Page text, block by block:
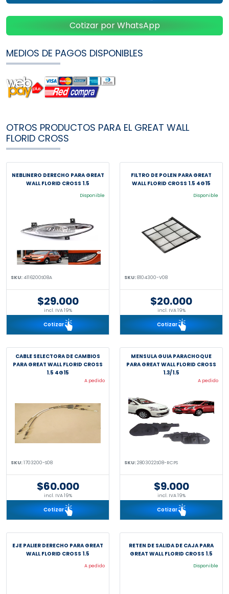
Cotizar por WhatsApp
MEDIOS DE PAGOS DISPONIBLES
OTROS PRODUCTOS PARA EL GREAT WALL
FLORID CROSS
NEBLINERO DERECHO PARA GREAT
WALL FLORID CROSS 1.5
Disponible
SKU:4116200S08A
$29.000
incl. IVA 19%
Cotizar
FILTRO DE POLEN PARA GREAT
WALL FLORID CROSS 1.5 4G15
Disponible
SKU:8104300-V08
$20.000
incl. IVA 19%
Cotizar
CABLE SELECTORA DE CAMBIOS
PARA GREAT WALL FLORID CROSS
1.5 4G15
A pedido
SKU:1703200-S08
$60.000
incl. IVA 19%
Cotizar
MENSULA GUIA PARACHOQUE
PARA GREAT WALL FLORID CROSS
1.3/1.5
A pedido
SKU:2803022S08-RCPS
$9.000
incl. IVA 19%
Cotizar
EJE PALIER DERECHO PARA GREAT
WALL FLORID CROSS 1.5
A pedido
RETEN DE SALIDA DE CAJA PARA
GREAT WALL FLORID CROSS 1.5
Disponible